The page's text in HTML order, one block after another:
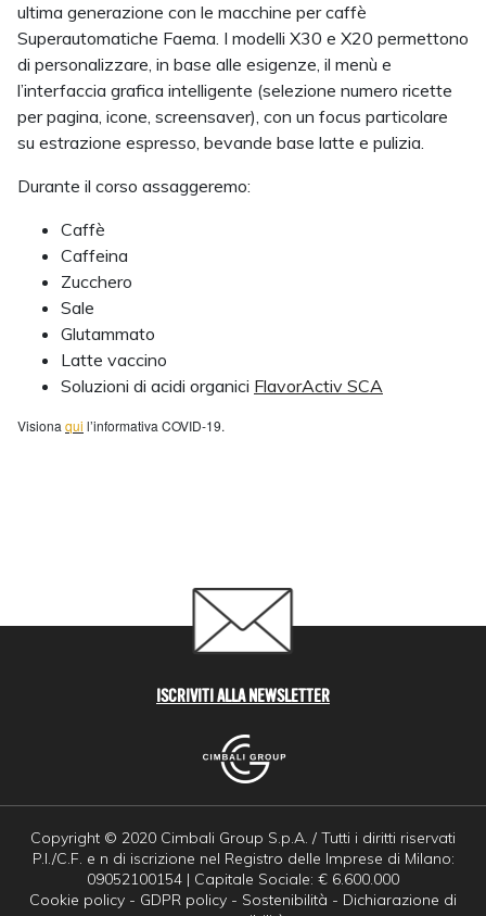
ultima generazione con le macchine per caffè
Superautomatiche Faema. I modelli X30 e X20 permettono
di personalizzare, in base alle esigenze, il menù e
l’interfaccia grafica intelligente (selezione numero ricette
per pagina, icone, screensaver), con un focus particolare
su estrazione espresso, bevande base latte e pulizia.
Durante il corso assaggeremo:
Caffè
Caffeina
Zucchero
Sale
Glutammato
Latte vaccino
Soluzioni di acidi organici FlavorActiv SCA
Visiona qui l’informativa COVID-19.
ISCRIVITI ALLA NEWSLETTER
Copyright © 2020 Cimbali Group S.p.A. / Tutti i diritti riservati
P.I./C.F. e n di iscrizione nel Registro delle Imprese di Milano:
09052100154 | Capitale Sociale: € 6.600.000
Cookie policy - GDPR policy - Sostenibilità - Dichiarazione di